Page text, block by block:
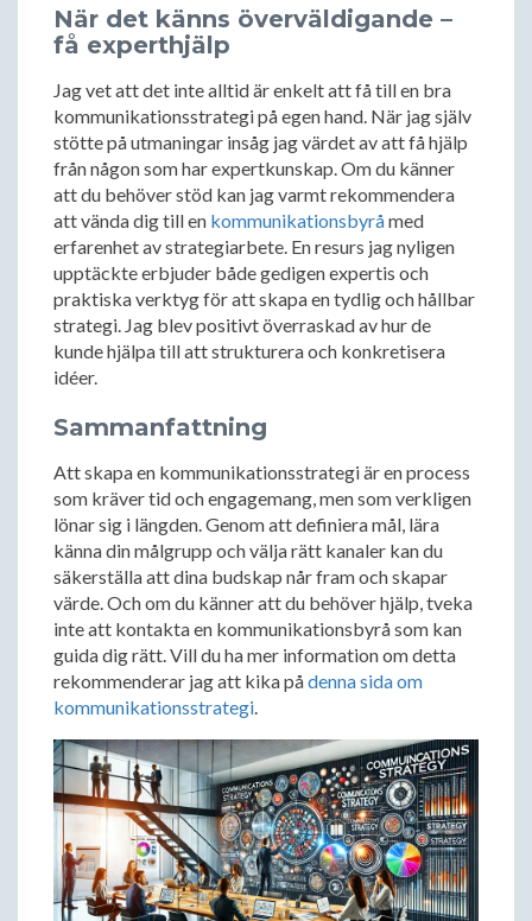
När det känns överväldigande –
få experthjälp
Jag vet att det inte alltid är enkelt att få till en bra
kommunikationsstrategi på egen hand. När jag själv
stötte på utmaningar insåg jag värdet av att få hjälp
från någon som har expertkunskap. Om du känner
att du behöver stöd kan jag varmt rekommendera
att vända dig till en kommunikationsbyråmed
erfarenhet av strategiarbete. En resurs jag nyligen
upptäckte erbjuder både gedigen expertis och
praktiska verktyg för att skapa en tydlig och hållbar
strategi. Jag blev positivt överraskad av hur de
kunde hjälpa till att strukturera och konkretisera
idéer.
Sammanfattning
Att skapa en kommunikationsstrategi är en process
som kräver tid och engagemang, men som verkligen
lönar sig i längden. Genom att definiera mål, lära
känna din målgrupp och välja rätt kanaler kan du
säkerställa att dina budskap når fram och skapar
värde. Och om du känner att du behöver hjälp, tveka
inte att kontakta en kommunikationsbyrå som kan
guida dig rätt. Vill du ha mer information om detta
rekommenderar jag att kika pådenna sida om
kommunikationsstrategi.